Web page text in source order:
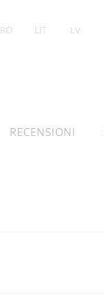
RECENSIONI
RO LIT LV